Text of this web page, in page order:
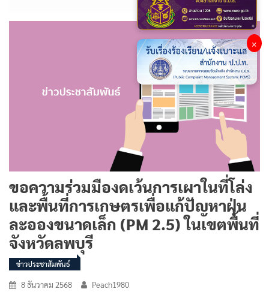
ขอความร่วมมืองดเว้นการเผาในที่โล่ง
และพื้นที่การเกษตรเพื่อแก้ปัญหาฝุ่น
ละอองขนาดเล็ก (PM 2.5) ในเขตพื้นที่
จังหวัดลพบุรี
ข่าวประชาสัมพันธ์
8 ธันวาคม 2568 Peach1980
×